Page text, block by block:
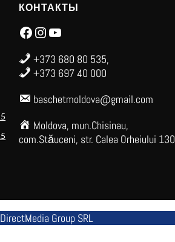
КОНТАКТЫ
Facebook Instagram YouTube
+373 680 80 535,
+373 697 40 000
baschetmoldova@gmail.com
Moldova, mun.Chisinau,
com.Stăuceni, str. Calea Orheiului 130
DirectMedia Group SRL